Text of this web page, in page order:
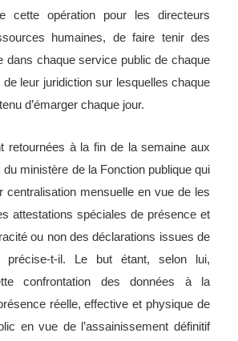
cette opération pour les directeurs
humaines, de faire tenir des
dans chaque service public de chaque
leur juridiction sur lesquelles chaque
d’émarger chaque jour.
retournées à la fin de la semaine aux
ministère de la Fonction publique qui
centralisation mensuelle en vue de les
attestations spéciales de présence et
ou non des déclarations issues de
précise-t-il. Le but étant, selon lui,
confrontation des données à la
réelle, effective et physique de
en vue de l’assainissement définitif